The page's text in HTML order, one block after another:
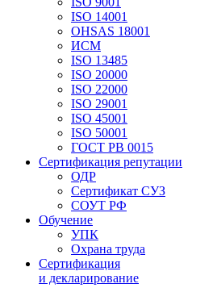
ISO 14001
OHSAS 18001
ИСМ
ISO 13485
ISO 20000
ISO 22000
ISO 29001
ISO 45001
ISO 50001
ГОСТ РВ 0015
Сертификация репутации
ОДР
Сертификат СУЗ
СОУТ РФ
Обучение
УПК
Охрана труда
Сертификация
и декларирование